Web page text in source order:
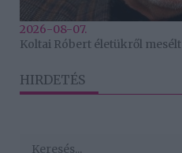
2026-08-07.
Koltai Róbert életükről mesélt
HIRDETÉS